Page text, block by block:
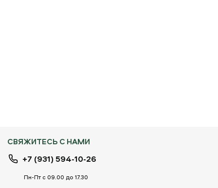
СВЯЖИТЕСЬ С НАМИ
+7 (931) 594-10-26
Пн-Пт с 09.00 до 17.30